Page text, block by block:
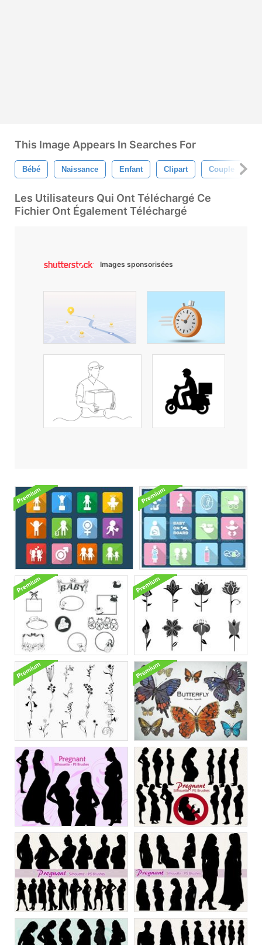
This Image Appears In Searches For
Bébé Naissance Enfant Clipart Couple
Les Utilisateurs Qui Ont Téléchargé Ce
Fichier Ont Également Téléchargé
Images sponsorisées